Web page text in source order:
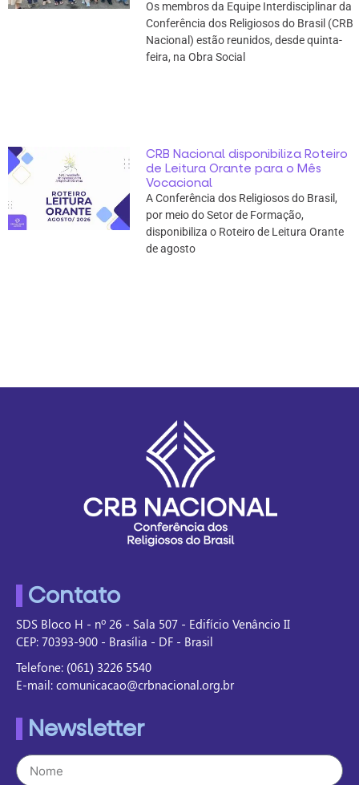
Os membros da Equipe Interdisciplinar da
Conferência dos Religiosos do Brasil (CRB
Nacional) estão reunidos, desde quinta-
feira, na Obra Social
CRB Nacional disponibiliza Roteiro
de Leitura Orante para o Mês
Vocacional
A Conferência dos Religiosos do Brasil,
por meio do Setor de Formação,
disponibiliza o Roteiro de Leitura Orante
de agosto
Contato
SDS Bloco H - nº 26 - Sala 507 - Edifício Venâncio II
CEP: 70393-900 - Brasília - DF - Brasil
Telefone: (061) 3226 5540
E-mail: comunicacao@crbnacional.org.br
Newsletter